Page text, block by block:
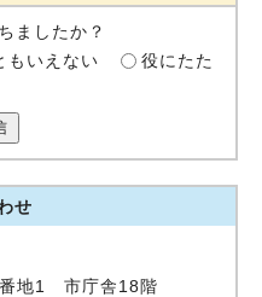
ましたか？
もいえない
役にたた
せ
地1 市庁舎18階